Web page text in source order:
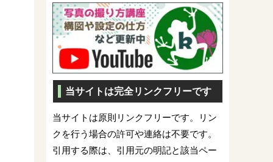
当サイトは完全リンクフリーです
当サイトは原則リンクフリーです。リン
クを行う場合の許可や連絡は不要です。
引用する際は、引用元の明記と該当ペー